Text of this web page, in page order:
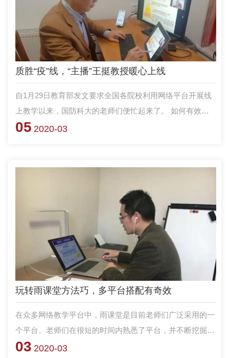
质胜“疫”线，“主播”王挺教授暖心上线
自1月29日教育部发文要求全国各院校利用网络平台开展线
上教学以来，国防科大的老师们便忙起来了。 如何有效使
用五花八门的网络教学软件？ 如何吸纳利用现有的网络教
05 2020-03
玩转雨课堂方法巧，多平台搭配有奇效
在众多网络教学平台中，雨课堂是目前老师们广泛采用的一
个平台。老师们在很短的时间内熟悉了平台，并不断挖掘了
雨课堂的各项功能，灵活运用，让雨课堂在教学辅助中发挥
03 2020-03